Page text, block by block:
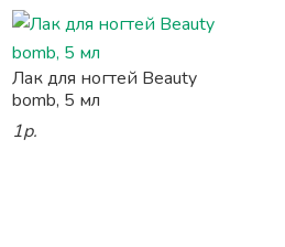
Лак для ногтей Beauty
bomb, 5 мл
1р.